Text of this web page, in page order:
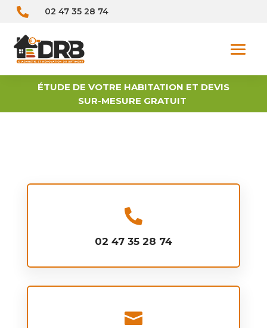
 02 47 35 28 74
ÉTUDE DE VOTRE HABITATION ET DEVIS
SUR-MESURE GRATUIT

02 47 35 28 74
